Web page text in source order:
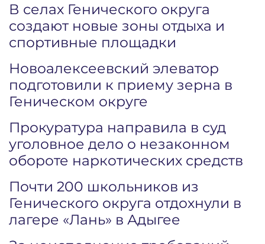
В селах Генического округа
создают новые зоны отдыха и
спортивные площадки
Новоалексеевский элеватор
подготовили к приему зерна в
Геническом округе
Прокуратура направила в суд
уголовное дело о незаконном
обороте наркотических средств
Почти 200 школьников из
Генического округа отдохнули в
лагере «Лань» в Адыгее